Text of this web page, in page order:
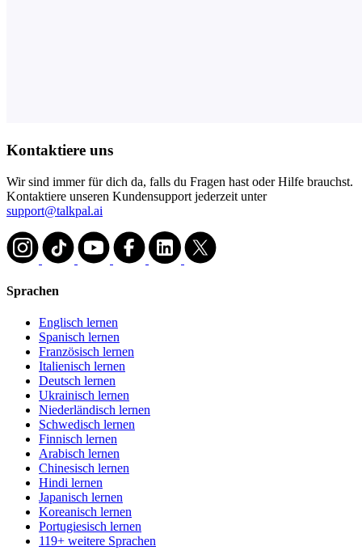
Kontaktiere uns
Wir sind immer für dich da, falls du Fragen hast oder Hilfe brauchst.
Kontaktiere unseren Kundensupport jederzeit unter
support@talkpal.ai
Sprachen
Englisch lernen
Spanisch lernen
Französisch lernen
Italienisch lernen
Deutsch lernen
Ukrainisch lernen
Niederländisch lernen
Schwedisch lernen
Finnisch lernen
Arabisch lernen
Chinesisch lernen
Hindi lernen
Japanisch lernen
Koreanisch lernen
Portugiesisch lernen
119+ weitere Sprachen